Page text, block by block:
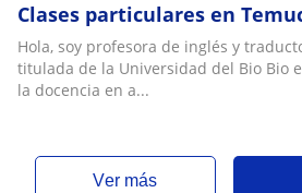
Clases particulares en
Hola, soy profesora de inglés y
titulada de la Universidad del Bio Bio
la docencia en a...
ver más